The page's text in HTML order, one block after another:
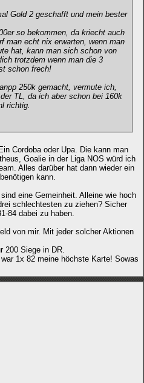
Gold 2 geschafft und mein bester
so bekommen, da kriecht auch
man echt nix erwarten, wenn man
hat, kann man sich schon von
trotzdem wenn man die 3
schon frech!
250k gemacht, vermute ich,
TL, da ich aber schon bei 160k
richtig.
Cordoba oder Upa. Die kann man
Goalie in der Liga NOS würd ich
Alles darüber hat dann wieder ein
kann.
eine Gemeinheit. Alleine wie hoch
schlechtesten zu ziehen? Sicher
84 dabei zu haben.
von mir. Mit jeder solcher Aktionen
200 Siege in DR.
1x 82 meine höchste Karte! Sowas